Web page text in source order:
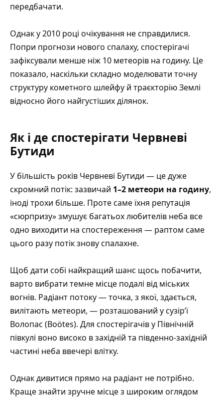
передбачати.
Однак у 2010 році очікування не справдилися.
Попри прогнози нового спалаху, спостерігачі
зафіксували менше ніж 10 метеорів на годину. Це
показало, наскільки складно моделювати точну
структуру кометного шлейфу й траєкторію Землі
відносно його найгустіших ділянок.
Як і де спостерігати Червневі
Бутиди
У більшість років Червневі Бутиди — це дуже
скромний потік: зазвичай 1–2 метеори на годину,
іноді трохи більше. Проте саме їхня репутація
«сюрпризу» змушує багатьох любителів неба все
одно виходити на спостереження — раптом саме
цього разу потік знову спалахне.
Щоб дати собі найкращий шанс щось побачити,
варто вибрати темне місце подалі від міських
вогнів. Радіант потоку — точка, з якої, здається,
вилітають метеори, — розташований у сузір’ї
Волопас (Boötes). Для спостерігачів у Північній
півкулі воно високо в західній та південно-західній
частині неба ввечері влітку.
Однак дивитися прямо на радіант не потрібно.
Краще знайти зручне місце з широким оглядом